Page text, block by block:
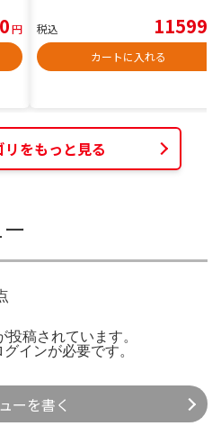
円
税込 11599
カートに入れる
リをもっと見る
稿されています。
グインが必要です。
ーを書く